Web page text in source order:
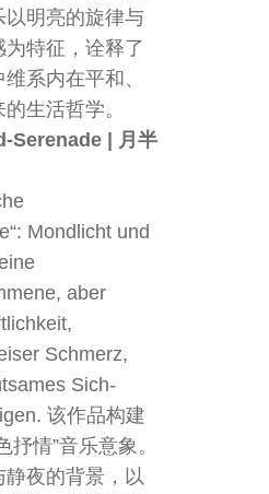
以明亮的旋律与
特征，诠释了
系内在平和、
生活哲学。
Serenade | 月半
Mondlicht und
aber
Schmerz,
Sich-
该作品构建
抒情”音乐意象。
夜的背景，以